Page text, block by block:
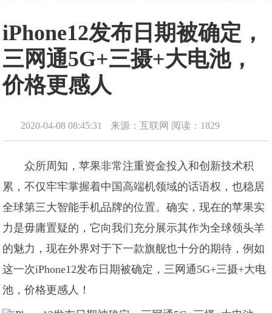
iPhone12发布日期被确定，
三网通5G+三摄+大电池，
价格更感人
2020-04-08 08:45:31 来源：互联网 阅读：1829
众所周知，苹果非常注重资金投入和创新技术积
累，不仅牢牢掌握着中国高端机领域的话语权，也稳居
全球第三大智能手机品牌的位置。确实，现在的苹果实
力是毋庸置疑的，它向我们充分展示其作为全球领头羊
的魅力，现在外界对于下一款旗舰也十分的期待，例如
这一次iPhone12发布日期被确定，三网通5G+三摄+大电
池，价格更感人！